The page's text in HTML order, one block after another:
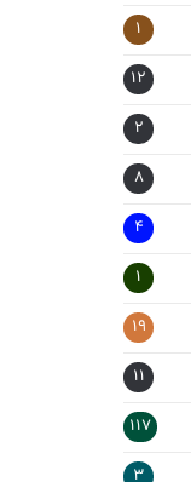
1
12
2
8
4
1
19
11
117
3